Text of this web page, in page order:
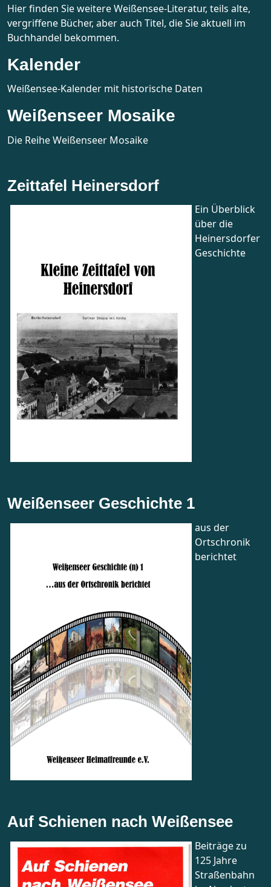
Hier finden Sie weitere Weißensee-Literatur, teils alte,
vergriffene Bücher, aber auch Titel, die Sie aktuell im
Buchhandel bekommen.
Kalender
Weißensee-Kalender mit historische Daten
Weißenseer Mosaike
Die Reihe Weißenseer Mosaike
Zeittafel Heinersdorf
Ein Überblick
über die
Heinersdorfer
Geschichte
Weißenseer Geschichte 1
aus der
Ortschronik
berichtet
Auf Schienen nach Weißensee
Beiträge zu
125 Jahre
Straßenbahn